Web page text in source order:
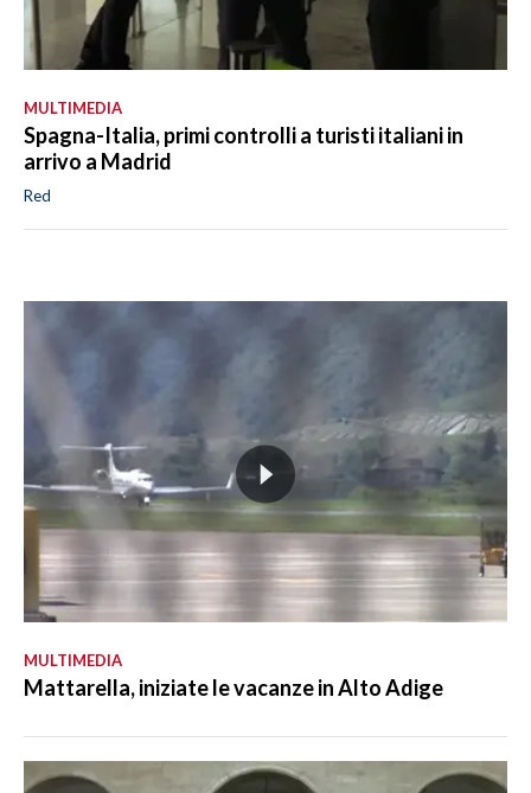
MULTIMEDIA
Spagna-Italia, primi controlli a turisti italiani in
arrivo a Madrid
Red
MULTIMEDIA
Mattarella, iniziate le vacanze in Alto Adige